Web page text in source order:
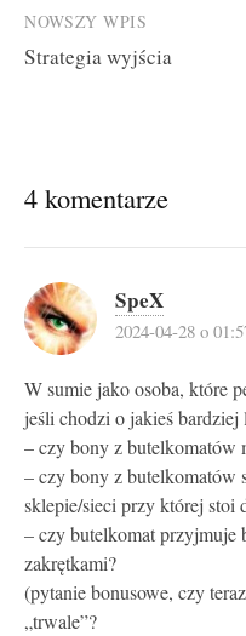
NOWSZY WPIS
Strategia wyjścia
4 komentarze
SpeX
2024-04-28 o
W sumie jako osoba, które
jeśli chodzi o jakieś
– czy bony z butelkomatów
– czy bony z butelkomatów
sklepie/sieci przy której stoi
– czy butelkomat przyjmuje
zakrętkami?
(pytanie bonusowe, czy
„trwale”?